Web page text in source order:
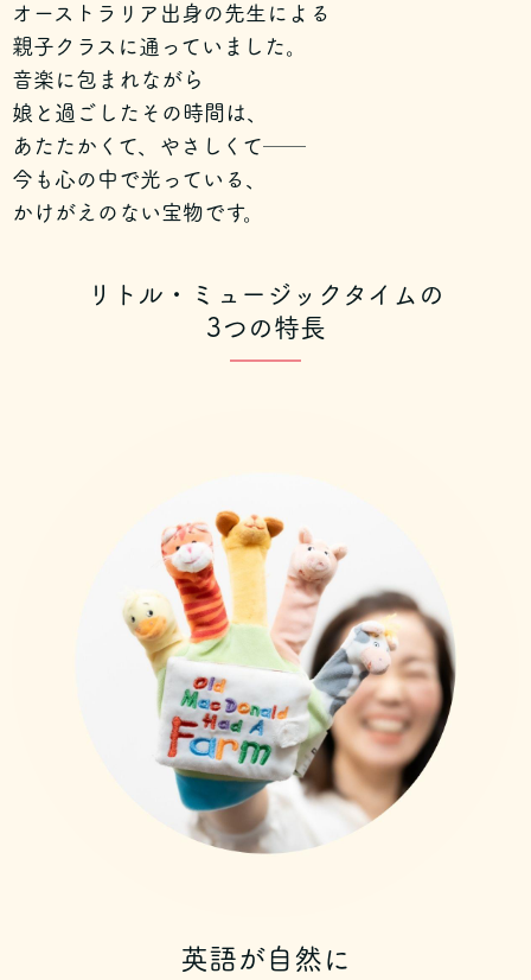
オーストラリア出身の先生による
親子クラスに通っていました。
音楽に包まれながら
娘と過ごしたその時間は、
あたたかくて、やさしくて──
今も心の中で光っている、
かけがえのない宝物です。
リトル・ミュージックタイムの
3つの特長
英語が自然に